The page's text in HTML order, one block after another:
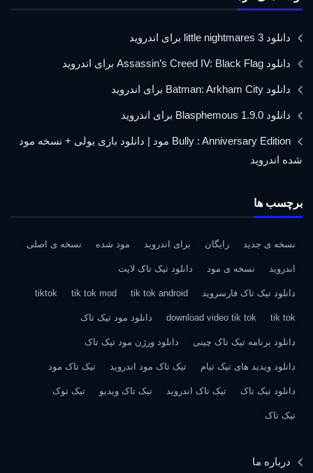
دانلود little nightmares 3 برای اندروید
دانلود Assassin’s Creed IV: Black Flag برای اندروید
دانلود Batman: Arkham City برای اندروید
دانلود Blasphemous 1.9.0 برای اندروید
Bully : Anniversary Edition مود | دانلود بازی بولی + نسخه مود
شده اندروید
برچسب ها
نسخه ی جدید رایگان برای اندروید مود شده نسخه ی اصلی
اندروید نسخه ی مود دانلود تیک تاک لایت
دانلود تیک تاک فارسروید tik tok android
tik tok mod
tiktok
tik tok
download video tik tok دانلود مود تیک تاک
دانلود برنامه تیک تاک چینی دانلود ورژن مود تیک تاک
دانلود ویدید های تیک تیام تیک تاک مود اندروید تیک تاک مود
دانلود تیک تاک تیک تاک اندروید تیک تاک ویدیو تیک توک
تیک تاک
درباره ما